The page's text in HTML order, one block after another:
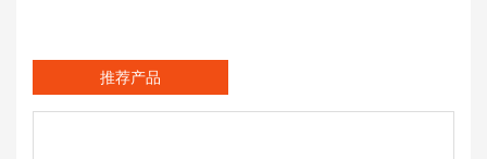
推荐产品